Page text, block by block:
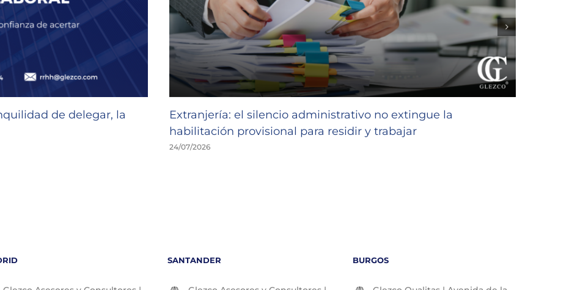
de delegar, la
Extranjería: el silencio administrativo no extingue la
habilitación provisional para residir y trabajar
24/07/2026
SANTANDER BURGOS